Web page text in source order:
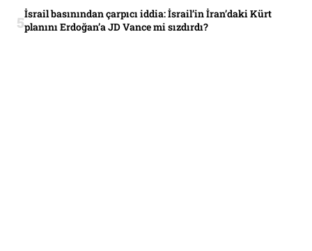
İsrail basınından çarpıcı iddia: İsrail’in İran’daki Kürt
planını Erdoğan’a JD Vance mi sızdırdı?